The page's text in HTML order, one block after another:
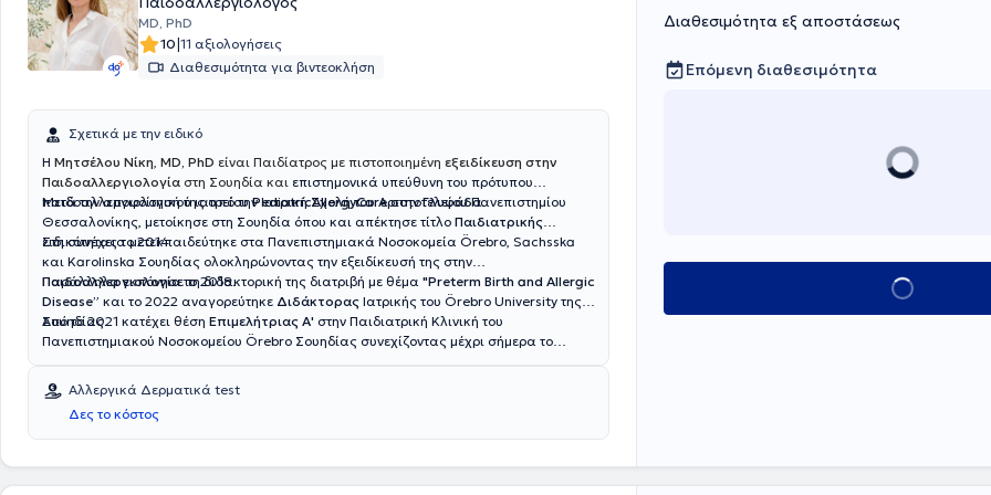
MD, PhD
10|11 αξιολογήσεις
Διαθεσιμότητα για βιντεοκλήση
Σχετικά με την ειδικό
Η Μητσέλου Νίκη, MD, PhD είναι Παιδίατρος με πιστοποιημένη εξειδίκευση στην
Παιδοαλλεργιολογία στη Σουηδία και επιστημονικά υπεύθυνη του πρότυπου
παιδοαλλεργιολογικού ιατρείουPediatricAllergyCareστηνΓλυφάδα.
Μετά την αποφοίτησή της από την Ιατρική Σχολή του Αριστοτελείου Πανεπιστημίου
Θεσσαλονίκης, μετοίκησε στη Σουηδία όπου και απέκτησε τίτλο Παιδιατρικής
ειδικότητας το 2014.
Στη συνέχεια μετεκπαιδεύτηκε στα Πανεπιστημιακά Νοσοκομεία Örebro, Sachsska
και Karolinska Σουηδίας ολοκληρώνοντας την εξειδίκευσή της στην
Παιδοαλλεργιολογίατο 2018.
Παράλληλα εκπόνησε τη διδακτορική της διατριβή με θέμα "Preterm Birth and Allergic
Disease” και το 2022 αναγορεύτηκε Διδάκτορας Ιατρικής του Örebro University της
Σουηδίας.
Από το 2021 κατέχει θέση Επιμελήτριας Α' στην Παιδιατρική Κλινική του
Πανεπιστημιακού Νοσοκομείου Örebro Σουηδίας συνεχίζοντας μέχρι σήμερα το
Αλλεργικά Δερματικά test
Δες το κόστος
Διαθεσιμότητα εξ αποστάσεως
Επόμενη διαθεσιμότητα
Κλείσε ραντεβού